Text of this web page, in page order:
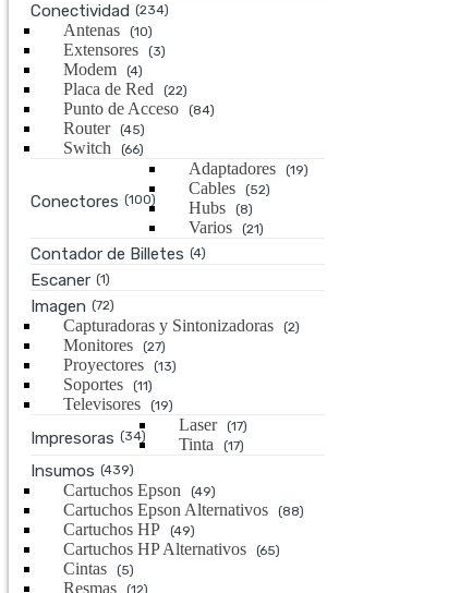
Conectividad (234)
Antenas (10)
Extensores (3)
Modem (4)
Placa de Red (22)
Punto de Acceso (84)
Router (45)
Switch (66)
Conectores (100)
Adaptadores (19)
Cables (52)
Hubs (8)
Varios (21)
Contador de Billetes (4)
Escaner (1)
Imagen (72)
Capturadoras y Sintonizadoras (2)
Monitores (27)
Proyectores (13)
Soportes (11)
Televisores (19)
Impresoras (34)
Laser (17)
Tinta (17)
Insumos (439)
Cartuchos Epson (49)
Cartuchos Epson Alternativos (88)
Cartuchos HP (49)
Cartuchos HP Alternativos (65)
Cintas (5)
Resmas (12)